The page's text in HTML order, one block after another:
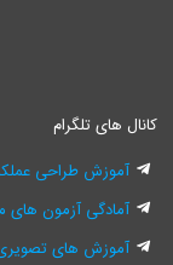
کانال های تلگرام
آموزش طراحی
آمادگی آزمون های
آموزش های تصویری 808 در